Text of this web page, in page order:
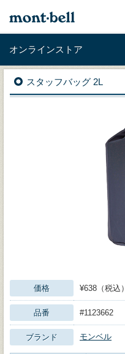
オンラインストア
スタッフバッグ 2L
価格 ¥638（税込）
品番 #1123662
ブランド モンベル